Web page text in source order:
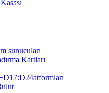
sunucuları
Kartları